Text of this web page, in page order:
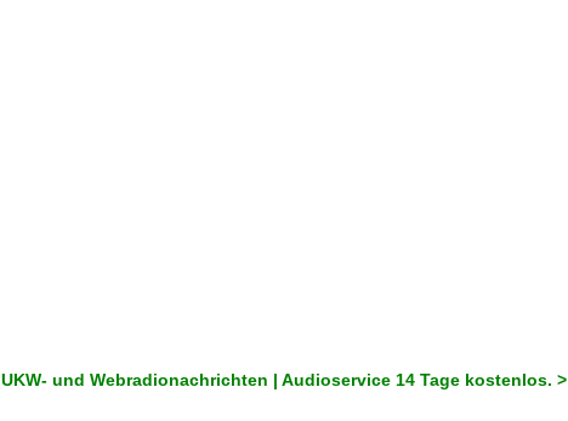
UKW- und Webradionachrichten | Audioservice 14 Tage kostenlos. >